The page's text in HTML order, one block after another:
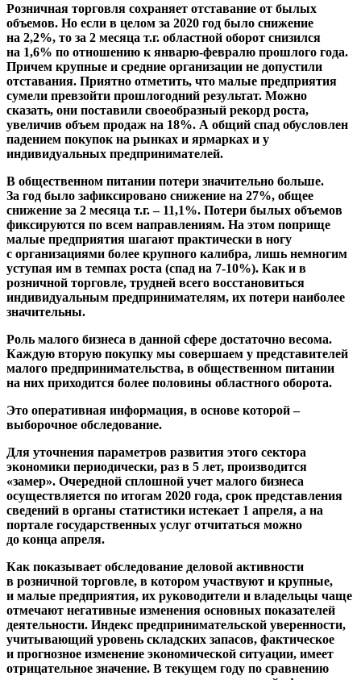
Розничная торговля сохраняет отставание от былых
объемов. Но если в целом за 2020 год было снижение
на 2,2%, то за 2 месяца т.г. областной оборот снизился
на 1,6% по отношению к январю-февралю прошлого года.
Причем крупные и средние организации не допустили
отставания. Приятно отметить, что малые предприятия
сумели превзойти прошлогодний результат. Можно
сказать, они поставили своеобразный рекорд роста,
увеличив объем продаж на 18%. А общий спад обусловлен
падением покупок на рынках и ярмарках и у
индивидуальных предпринимателей.
В общественном питании потери значительно больше.
За год было зафиксировано снижение на 27%, общее
снижение за 2 месяца т.г. – 11,1%. Потери былых объемов
фиксируются по всем направлениям. На этом поприще
малые предприятия шагают практически в ногу
с организациями более крупного калибра, лишь немногим
уступая им в темпах роста (спад на 7-10%). Как и в
розничной торговле, трудней всего восстановиться
индивидуальным предпринимателям, их потери наиболее
значительны.
Роль малого бизнеса в данной сфере достаточно весома.
Каждую вторую покупку мы совершаем у представителей
малого предпринимательства, в общественном питании
на них приходится более половины областного оборота.
Это оперативная информация, в основе которой –
выборочное обследование.
Для уточнения параметров развития этого сектора
экономики периодически, раз в 5 лет, производится
«замер». Очередной сплошной учет малого бизнеса
осуществляется по итогам 2020 года, срок представления
сведений в органы статистики истекает 1 апреля, а на
портале государственных услуг отчитаться можно
до конца апреля.
Как показывает обследование деловой активности
в розничной торговле, в котором участвуют и крупные,
и малые предприятия, их руководители и владельцы чаще
отмечают негативные изменения основных показателей
деятельности. Индекс предпринимательской уверенности,
учитывающий уровень складских запасов, фактическое
и прогнозное изменение экономической ситуации, имеет
отрицательное значение. В текущем году по сравнению